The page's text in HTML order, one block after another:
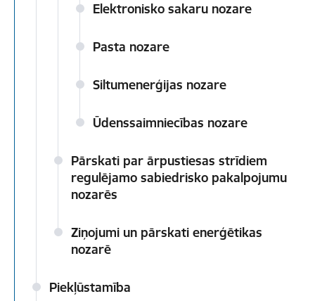
Elektronisko sakaru nozare
Pasta nozare
Siltumenerģijas nozare
Ūdenssaimniecības nozare
Pārskati par ārpustiesas strīdiem
regulējamo sabiedrisko pakalpojumu
nozarēs
Ziņojumi un pārskati enerģētikas
nozarē
Piekļūstamība